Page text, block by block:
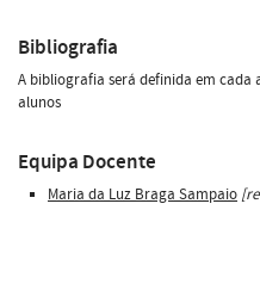
Bibliografia
A bibliografia será definida em cada
alunos
Equipa Docente
Maria da Luz Braga Sampaio